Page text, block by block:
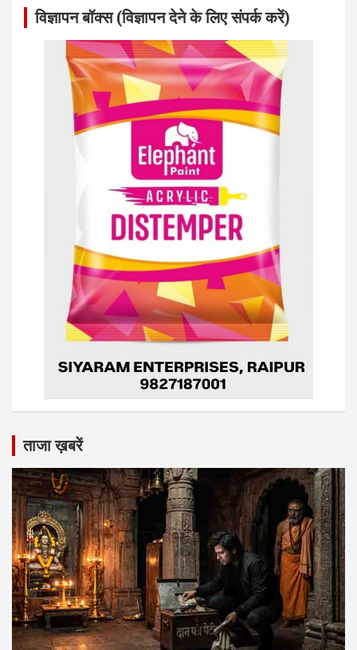
विज्ञापन बॉक्स (विज्ञापन देने के लिए संपर्क करें)
ताजा ख़बरें